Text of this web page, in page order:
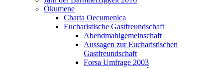
Ökumene
Charta Oecumenica
Eucharistische Gastfreundschaft
Abendmahlgemeinschaft
Aussagen zur Eucharistischen
Gastfreundschaft
Forsa Umfrage 2003